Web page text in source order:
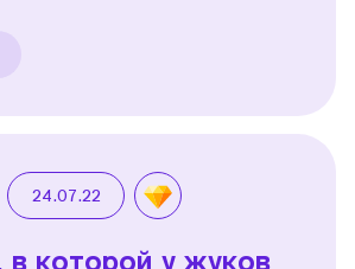
24.07.22
в которой у жуков